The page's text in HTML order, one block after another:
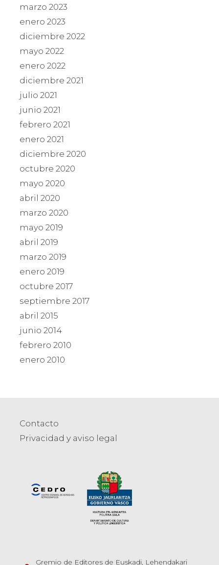
marzo 2023
enero 2023
diciembre 2022
mayo 2022
enero 2022
diciembre 2021
julio 2021
junio 2021
febrero 2021
enero 2021
diciembre 2020
octubre 2020
mayo 2020
abril 2020
marzo 2020
mayo 2019
abril 2019
marzo 2019
enero 2019
octubre 2017
septiembre 2017
abril 2015
junio 2014
febrero 2010
enero 2010
Contacto
Privacidad y aviso legal
Gremio de Editores de Euskadi, Lehendakari